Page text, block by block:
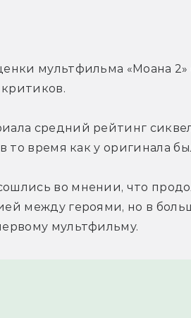
мультфильма «Моана 2»
критиков.
средний рейтинг
то время как у оригинала
во мнении, что
между героями, но в
мультфильму.